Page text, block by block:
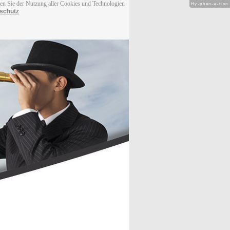
Sie der Nutzung aller Cookies und Technologien
Hy-phen-a-tion